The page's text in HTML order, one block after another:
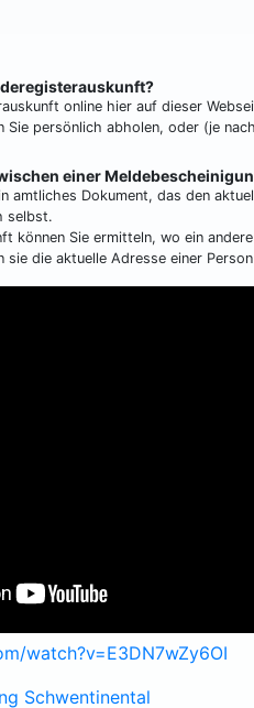
online hier auf dieser
Sie persönlich abholen, oder (je
einer
amtliches Dokument, das den
selbst.
können Sie ermitteln, wo ein
sie die aktuelle Adresse einer
watch?v=E3DN7wZy6OI
Schwentinental